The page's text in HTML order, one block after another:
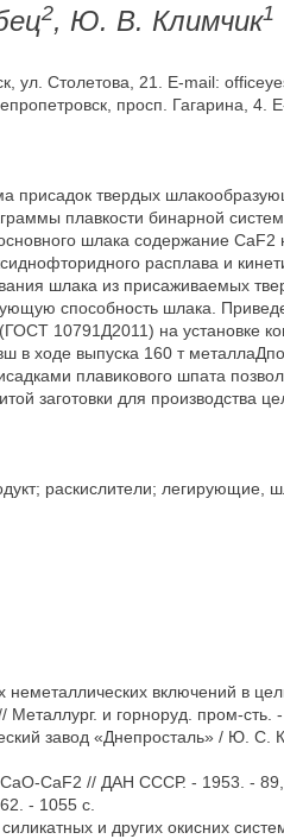
2, Ю. В. Климчик1
ул. Столетова, 21. E-mail:
просп. Гагарина, 4.
присадок твердых
плавкости бинарной
шлака содержание СаF2
расплава и
шлака из присаживаемых
способность шлака.
10791Д2011) на установке
в ходе выпуска 160 т
плавикового шпата
заготовки для производства
раскислители;
включений в
и горноруд. пром-
завод «Днепросталь» / Ю.
CaO-CaF2 // ДАН СССР. - 1953. -
- 1055 с.
и других окисних